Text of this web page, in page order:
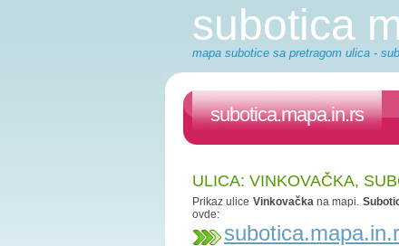
subotica
mapa subotice sa pretragom ulica -
subotica.mapa.in.rs
ULICA: VINKOVAČKA,
Prikaz ulice Vinkovačkana mapi.
ovde: